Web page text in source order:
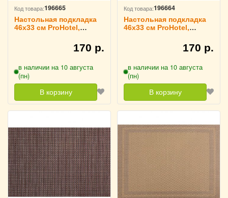
Код товара:196665
Настольная подкладка
46х33 см ProHotel,
170 р.
в наличии на 10 августа
(пн)
В корзину
Код товара:196664
Настольная подкладка
46х33 см ProHotel,
170 р.
в наличии на 10 августа
(пн)
В корзину